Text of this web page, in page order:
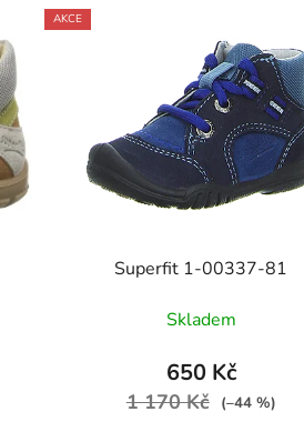
AKCE
Superfit 1-00337-81
Skladem
650 Kč
1 170 Kč (–44 %)